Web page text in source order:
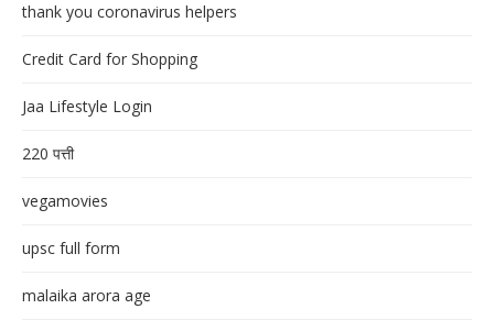
thank you coronavirus helpers
Credit Card for Shopping
Jaa Lifestyle Login
220 पत्ती
vegamovies
upsc full form
malaika arora age